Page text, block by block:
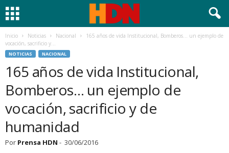
Inicio Noticias Nacional
165 años de vida Institucional, Bomberos… un ejemplo de
vocación, sacrificio y...
NOTICIAS NACIONAL
165 años de vida Institucional,
Bomberos… un ejemplo de
vocación, sacrificio y de
humanidad
Por Prensa HDN - 30/06/2016